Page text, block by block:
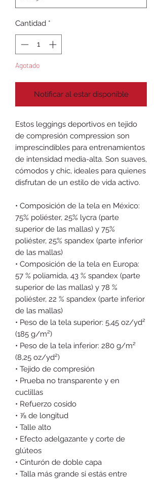
Cantidad *
Agotado
Notificar al estar disponible
Estos leggings deportivos en tejido
de compresión ​​compression son
imprescindibles para entrenamientos
de intensidad media-alta. Son suaves,
cómodos y chic, ideales para quienes
disfrutan de un estilo de vida activo.
• Composición de la tela en México:
75% poliéster, 25% lycra (parte
superior de las mallas) y 75%
poliéster, 25% spandex (parte inferior
de las mallas)
• Composición de la tela en Europa:
57 % poliamida, 43 % spandex (parte
superior de las mallas) y 78 %
poliéster, 22 % spandex (parte inferior
de las mallas)
• Peso de la tela superior: 5,45 oz/yd²
(185 g/m²)
• Peso de la tela inferior: 280 g/m²
(8,25 oz/yd²)
• Tejido de compresión
• Prueba no transparente y en
cuclillas
• Refuerzo cosido
• ⅞ de longitud
• Talle alto
• Efecto adelgazante y corte de
glúteos
• Cinturón de doble capa
• Talla más grande si estás entre